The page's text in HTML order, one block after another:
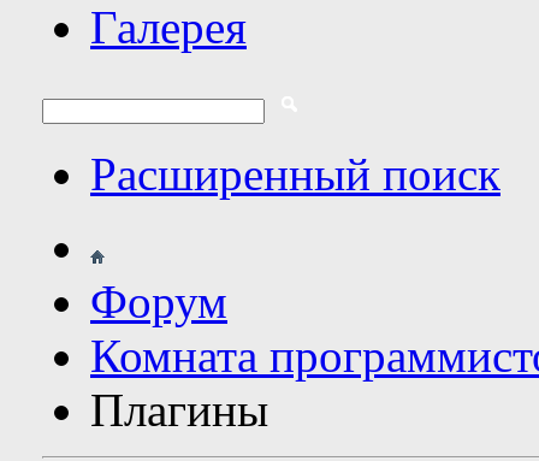
Галерея
Расширенный поиск
Форум
Комната
Плагины